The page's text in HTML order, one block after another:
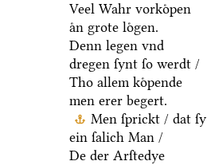
Veel Wahr vorkoͤpen
aͤn grote loͤgen.
Denn legen vnd
dregen ſynt ſo werdt /
Tho allem koͤpende
men erer begert.
Men ſprickt / dat ſy
ein ſalich Man /
De der Arſtedye